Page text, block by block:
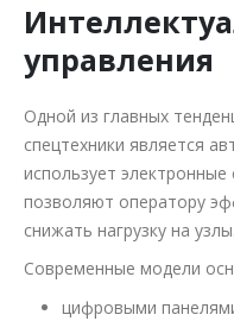
управления
Одной из главных
спецтехники является
использует
позволяют оператору
снижать нагрузку на узлы.
Современные модели
цифровыми